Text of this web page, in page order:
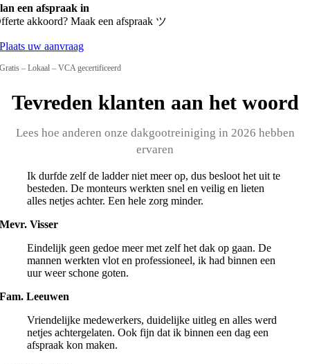
een afspraak in
akkoord? Maak een afspraak ツ
Plaats uw aanvraag
Gratis – Lokaal – VCA gecertificeerd
Tevreden klanten aan het woord
Lees hoe anderen onze dakgootreiniging in 2026 hebben
ervaren
Ik durfde zelf de ladder niet meer op, dus besloot het uit te
besteden. De monteurs werkten snel en veilig en lieten
alles netjes achter. Een hele zorg minder.
Mevr. Visser
Eindelijk geen gedoe meer met zelf het dak op gaan. De
mannen werkten vlot en professioneel, ik had binnen een
uur weer schone goten.
Fam. Leeuwen
Vriendelijke medewerkers, duidelijke uitleg en alles werd
netjes achtergelaten. Ook fijn dat ik binnen een dag een
afspraak kon maken.